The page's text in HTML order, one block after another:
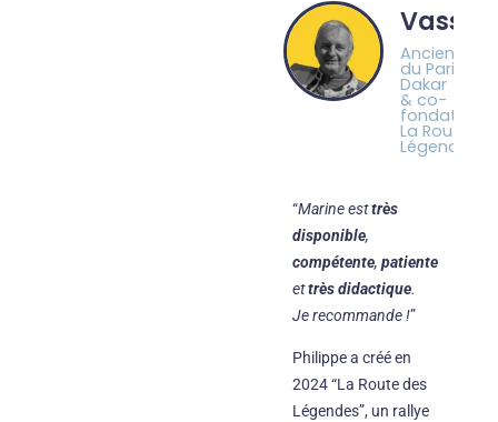
Ancien
du Paris-
Dakar
& co-
fondateur
La Route
Légendes
“Marine esttrès
disponible,
compétente,patiente
ettrès didactique.
Je recommande !”
Philippe a créé en
2024 “La Route des
Légendes”, un rallye